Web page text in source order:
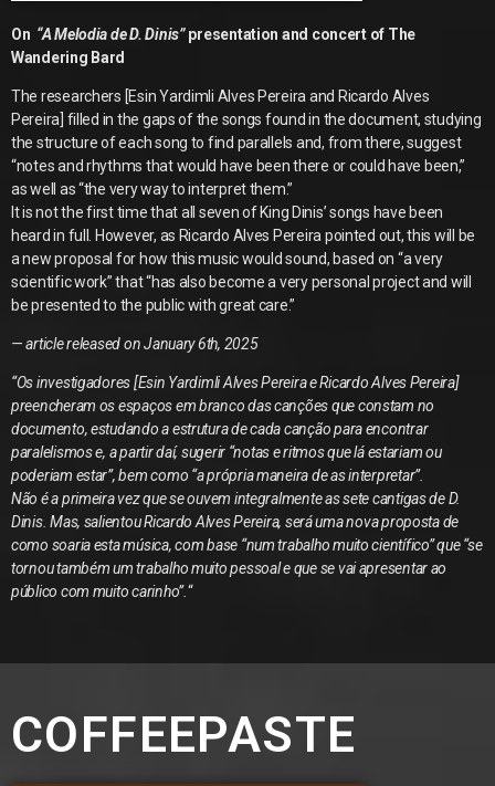
On “A Melodia de D. Dinis”presentation and concert of The
Wandering Bard
The researchers [Esin Yardimli Alves Pereira and Ricardo Alves
Pereira] filled in the gaps of the songs found in the document, studying
the structure of each song to find parallels and, from there, suggest
“notes and rhythms that would have been there or could have been,”
as well as “the very way to interpret them.”
It is not the first time that all seven of King Dinis’ songs have been
heard in full. However, as Ricardo Alves Pereira pointed out, this will be
a new proposal for how this music would sound, based on “a very
scientific work” that “has also become a very personal project and will
be presented to the public with great care.”
— article released on January 6th, 2025
“Os investigadores [Esin Yardimli Alves Pereira e Ricardo Alves Pereira]
preencheram os espaços em branco das canções que constam no
documento, estudando a estrutura de cada canção para encontrar
paralelismos e, a partir daí, sugerir “notas e ritmos que lá estariam ou
poderiam estar”, bem como “a própria maneira de as interpretar”.
Não é a primeira vez que se ouvem integralmente as sete cantigas de D.
Dinis. Mas, salientou Ricardo Alves Pereira, será uma nova proposta de
como soaria esta música, com base “num trabalho muito científico” que “se
tornou também um trabalho muito pessoal e que se vai apresentar ao
público com muito carinho”.“
COFFEEPASTE